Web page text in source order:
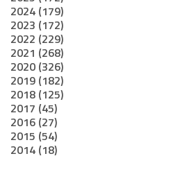
2024 (179)
2023 (172)
2022 (229)
2021 (268)
2020 (326)
2019 (182)
2018 (125)
2017 (45)
2016 (27)
2015 (54)
2014 (18)